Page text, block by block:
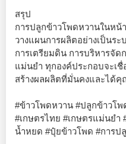
สรุป
การปลูกข้าวโพดหวานในหน้
วางแผนการผลิตอย่างเป็นร
การเตรียมดิน การบริหารจั
แม่นยำ ทุกองค์ประกอบจะเ
สร้างผลผลิตที่มั่นคงและได้
#ข้าวโพดหวาน #ปลูกข้าวโ
#เกษตรไทย #เกษตรแม่นยำ
น้ำหยด #ปุ๋ยข้าวโพด #การป